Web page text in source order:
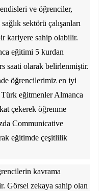
ve öğrenciler,
sektörü çalışanları
kariyere sahip olabilir.
eğitimi 5 kurdan
saati olarak belirlenmiştir.
öğrencilerimiz en iyi
eğitmenler Almanca
çekerek öğrenme
Communicative
eğitimde çeşitlilik
kavrama
Görsel zekaya sahip olan